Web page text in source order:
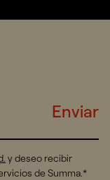
Enviar
y deseo recibir
de Summa.*